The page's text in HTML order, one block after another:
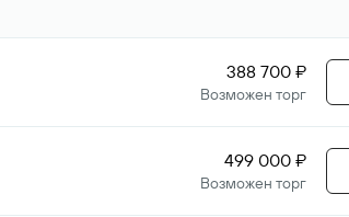
388 700 ₽
Возможен торг
499 000 ₽
Возможен торг